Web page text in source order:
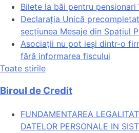
Bilete la băi pentru pensionari
Declarația Unică
secțiunea Mesaje din Spațiul
Asociații nu pot ieși dintr-o
fără informarea fiscului
Toate stirile
Biroul de Credit
FUNDAMENTAREA
DATELOR PERSONALE IN